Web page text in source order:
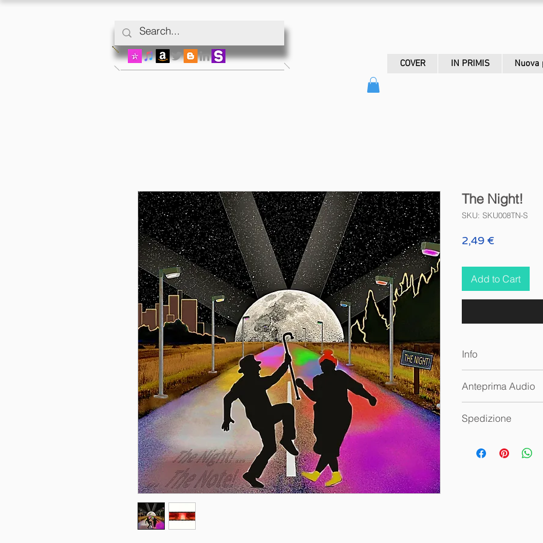
COVER IN PRIMIS Nuova
The Night!
SKU: SKU008TN-S
2,49 €
Add to Cart
Info
Anteprima Audio
Spedizione
fisica